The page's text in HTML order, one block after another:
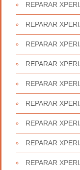
REPARAR
REPARAR
REPARAR
REPARAR
REPARAR
REPARAR
REPARAR
REPARAR
REPARAR